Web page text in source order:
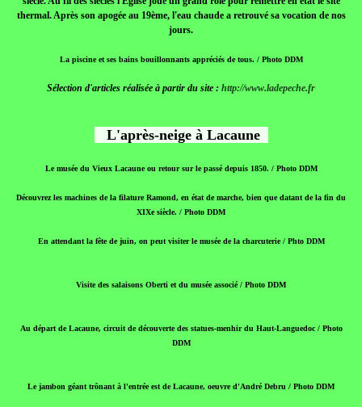
thermal. Après son apogée au 19ème, l'eau chaude a retrouvé sa vocation de nos
jours.
La piscine et ses bains bouillonnants appréciés de tous. / Photo DDM
Sélection d'articles réalisée à partir du site : http://www.ladepeche.fr
L'après-neige à Lacaune
Le musée du Vieux Lacaune ou retour sur le passé depuis 1850. / Photo DDM
Découvrez les machines de la filature Ramond, en état de marche, bien que datant de la fin du
XIXe siècle. / Photo DDM
En attendant la fête de juin, on peut visiter le musée de la charcuterie / Phto DDM
Visite des salaisons Oberti et du musée associé / Photo DDM
Au départ de Lacaune, circuit de découverte des statues-menhir du Haut-Languedoc / Photo
DDM
Le jambon géant trônant à l'entrée est de Lacaune, oeuvre d'André Debru / Photo DDM